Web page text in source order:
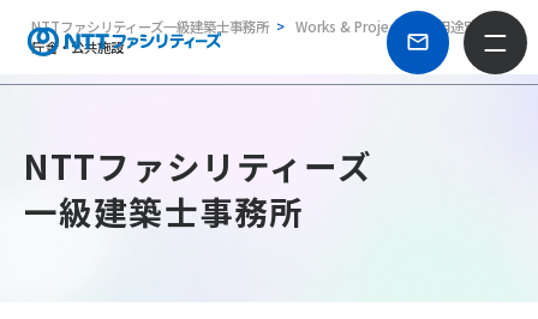
NTTファシリティーズ一級建築士事務所 Works & Projects
用途別
庁舎・公共施設
NTTファシリティーズ
一級建築士事務所